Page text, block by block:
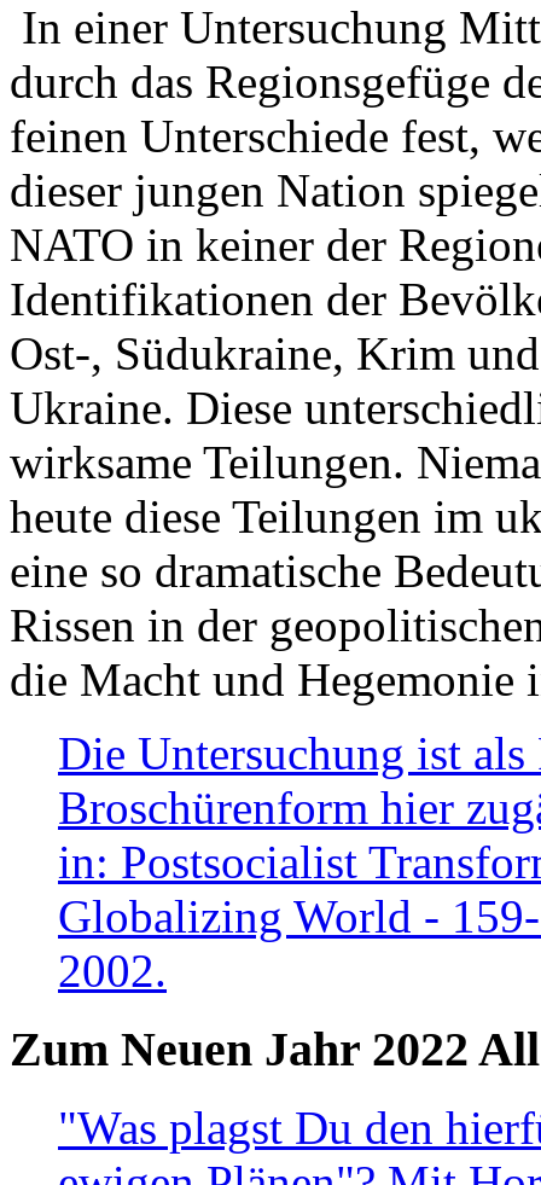
In einer Untersuchung
durch das Regionsgefüge
feinen Unterschiede fest,
dieser jungen Nation
NATO in keiner der
Identifikationen der
Ost-, Südukraine, Krim
Ukraine. Diese
wirksame Teilungen.
heute diese Teilungen im
eine so dramatische
Rissen in der
die Macht und Hegemonie
Die Untersuchung ist
Broschürenform hier
in: Postsocialist
Globalizing World -
2002.
Zum Neuen Jahr 2022
"Was plagst Du den